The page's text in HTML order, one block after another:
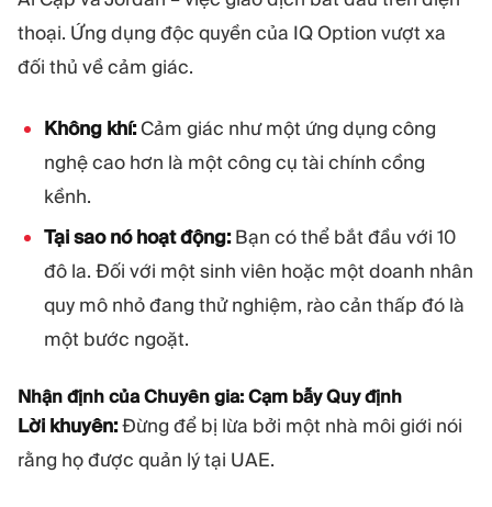
thoại. Ứng dụng độc quyền của IQ Option vượt xa
đối thủ về cảm giác.
Không khí:Cảm giác như một ứng dụng công
nghệ cao hơn là một công cụ tài chính cồng
kềnh.
Tại sao nó hoạt động:Bạn có thể bắt đầu với 10
đô la. Đối với một sinh viên hoặc một doanh nhân
quy mô nhỏ đang thử nghiệm, rào cản thấp đó là
một bước ngoặt.
Nhận định của Chuyên gia: Cạm bẫy Quy định
Lời khuyên:Đừng để bị lừa bởi một nhà môi giới nói
rằng họ được quản lý tại UAE.